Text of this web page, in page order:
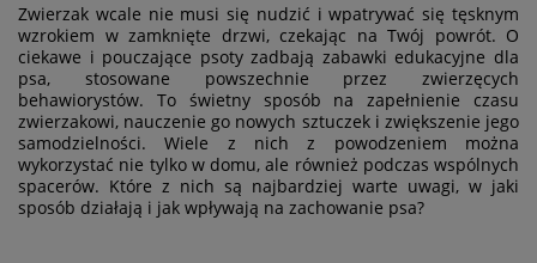
Zwierzak wcale nie musi się nudzić i wpatrywać się tęsknym
wzrokiem w zamknięte drzwi, czekając na Twój powrót. O
ciekawe i pouczające psoty zadbają zabawki edukacyjne dla
psa, stosowane powszechnie przez zwierzęcych
behawiorystów. To świetny sposób na zapełnienie czasu
zwierzakowi, nauczenie go nowych sztuczek i zwiększenie jego
samodzielności. Wiele z nich z powodzeniem można
wykorzystać nie tylko w domu, ale również podczas wspólnych
spacerów. Które z nich są najbardziej warte uwagi, w jaki
sposób działają i jak wpływają na zachowanie psa?